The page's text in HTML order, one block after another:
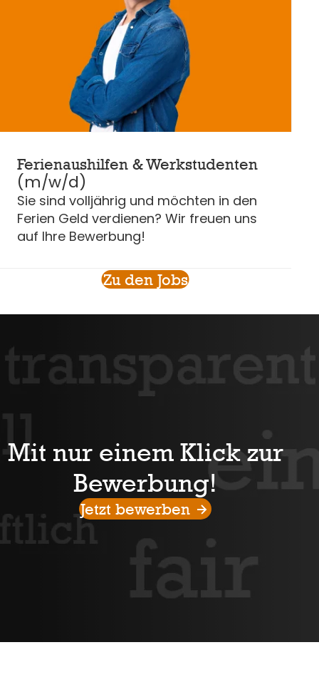
Ferienaushilfen & Werkstudenten
(m/w/d)
Sie sind volljährig und möchten in den
Ferien Geld verdienen? Wir freuen uns
auf Ihre Bewerbung!
Zu den Jobs
Mit nur einem Klick zur
Be­wer­bung!
Jetzt bewerben